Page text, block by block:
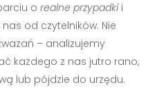
orealne przypadkii
od czytelników. Nie
– analizujemy
każdego z nas jutro rano,
lub pójdzie do urzędu.